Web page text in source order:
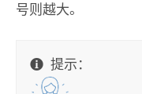
号则越大。
提示：